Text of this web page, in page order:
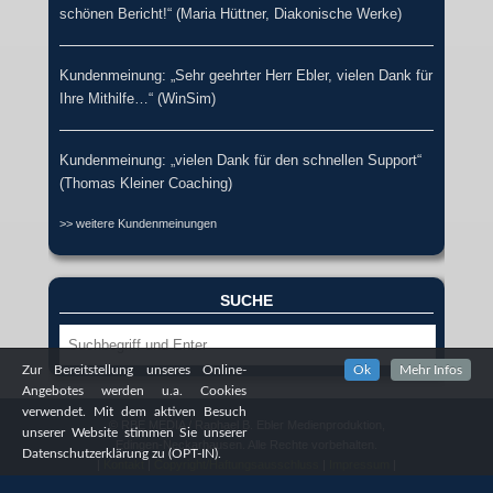
schönen Bericht!“ (Maria Hüttner, Diakonische Werke)
Kundenmeinung: „Sehr geehrter Herr Ebler, vielen Dank für
Ihre Mithilfe…“ (WinSim)
Kundenmeinung: „vielen Dank für den schnellen Support“
(Thomas Kleiner Coaching)
>> weitere Kundenmeinungen
SUCHE
© RBE MEDIA / Raphael B. Ebler Medienproduktion,
Kontakt| Copyright/Haftungsausschluss
Zur Bereitstellung unseres Online-
Angebotes werden u.a. Cookies
verwendet. Mit dem aktiven Besuch
unserer Website stimmen Sie unserer
Datenschutzerklärung zu (OPT-IN).
Ok Mehr Infos